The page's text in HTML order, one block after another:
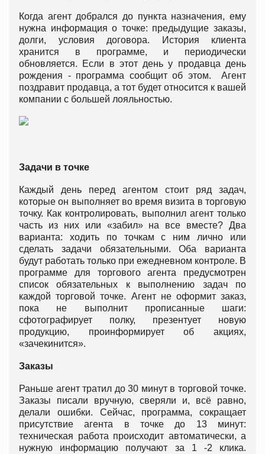
Когда агент добрался до пункта назначения, ему
нужна информация о точке: предыдущие заказы,
долги, условия договора. История клиента
хранится в программе, и периодически
обновляется. Если в этот день у продавца день
рождения - программа сообщит об этом. Агент
поздравит продавца, а тот будет относится к вашей
компании с большей лояльностью.
Задачи в точке
Каждый день перед агентом стоит ряд задач,
которые он выполняет во время визита в торговую
точку. Как контролировать, выполнил агент только
часть из них или «забил» на все вместе? Два
варианта: ходить по точкам с ним лично или
сделать задачи обязательными. Оба варианта
будут работать только при ежедневном контроле. В
программе для торгового агента предусмотрен
список обязательных к выполнению задач по
каждой торговой точке. Агент не оформит заказ,
пока не выполнит прописанные шаги:
сфотографирует полку, презентует новую
продукцию, проинформирует об акциях,
«зачекинится».
Заказы
Раньше агент тратил до 30 минут в торговой точке.
Заказы писали вручную, сверяли и, всё равно,
делали ошибки. Сейчас, программа, сокращает
присутствие агента в точке до 13 минут:
техническая работа происходит автоматически, а
нужную информацию получают за 1 -2 клика.